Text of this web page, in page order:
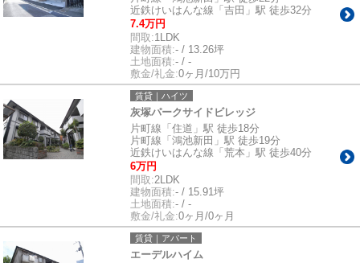
近鉄けいはんな線「吉田」駅 徒歩32分
7.4万円
間取:1LDK
建物面積:- / 13.26坪
土地面積:- / -
敷金/礼金:0ヶ月/10万円
賃貸｜ハイツ
灰塚パークサイドビレッジ
片町線「住道」駅 徒歩18分
片町線「鴻池新田」駅 徒歩19分
近鉄けいはんな線「荒本」駅 徒歩40分
6万円
間取:2LDK
建物面積:- / 15.91坪
土地面積:- / -
敷金/礼金:0ヶ月/0ヶ月
賃貸｜アパート
エーデルハイム